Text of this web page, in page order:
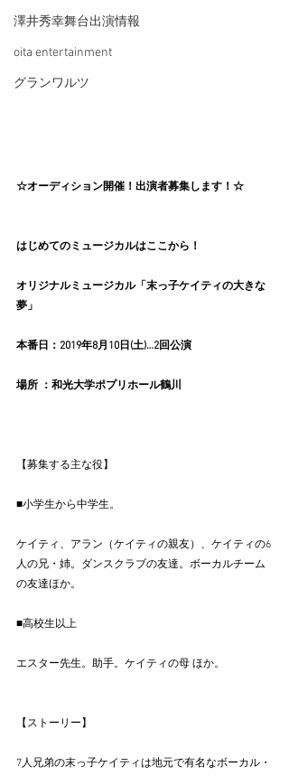
澤井秀幸舞台出演情報
oita entertainment
グランワルツ
☆オーディション開催！出演者募集します！☆
はじめてのミュージカルはここから！
オリジナルミュージカル「末っ子ケイティの大きな
夢」
本番日：2019年8月10日(土)…2回公演
場所 ：和光大学ポプリホール鶴川
【募集する主な役】
■小学生から中学生。
ケイティ、アラン（ケイティの親友）、ケイティの6
人の兄・姉。ダンスクラブの友達。ボーカルチーム
の友達ほか。
■高校生以上
エスター先生。助手。ケイティの母 ほか。
【ストーリー】
7人兄弟の末っ子ケイティは地元で有名なボーカル・